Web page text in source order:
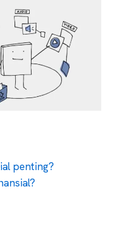
penting?